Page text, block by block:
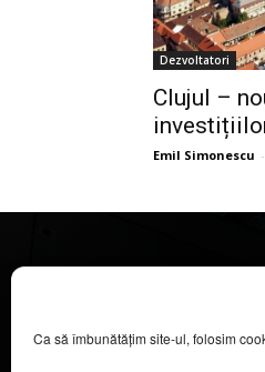
Ca să îmbunătățim site-ul, folosim
Dezvoltatori
Clujul –
Emil Simonescu -
COOL MEDIA BROADCASTING